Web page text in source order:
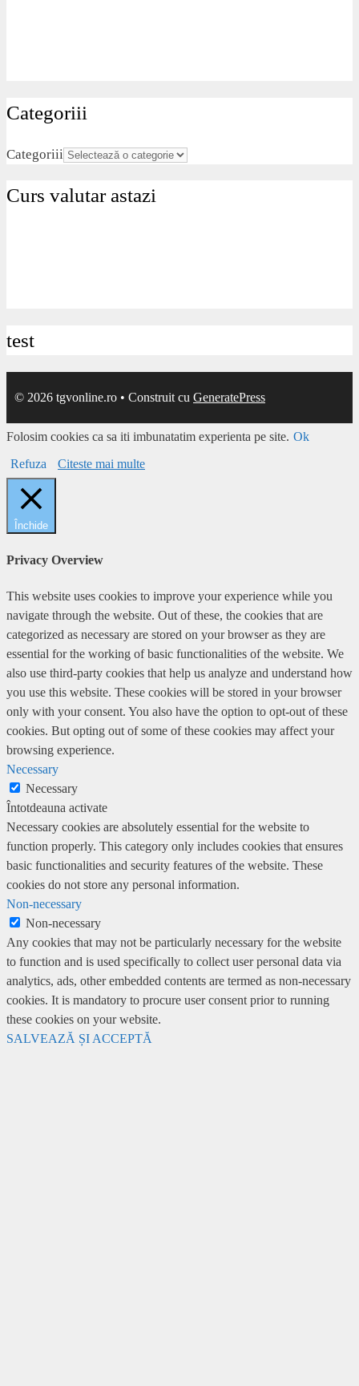
Categoriii
Categoriii
Curs valutar astazi
test
© 2026 tgvonline.ro • Construit cu GeneratePress
Folosim cookies ca sa iti imbunatatim experienta pe site. Ok
Refuza
Citeste mai multe
Închide
Privacy Overview
This website uses cookies to improve your experience while you
navigate through the website. Out of these, the cookies that are
categorized as necessary are stored on your browser as they are
essential for the working of basic functionalities of the website. We
also use third-party cookies that help us analyze and understand how
you use this website. These cookies will be stored in your browser
only with your consent. You also have the option to opt-out of these
cookies. But opting out of some of these cookies may affect your
browsing experience.
Necessary
Necessary
Întotdeauna activate
Necessary cookies are absolutely essential for the website to
function properly. This category only includes cookies that ensures
basic functionalities and security features of the website. These
cookies do not store any personal information.
Non-necessary
Non-necessary
Any cookies that may not be particularly necessary for the website
to function and is used specifically to collect user personal data via
analytics, ads, other embedded contents are termed as non-necessary
cookies. It is mandatory to procure user consent prior to running
these cookies on your website.
SALVEAZĂ ȘI ACCEPTĂ